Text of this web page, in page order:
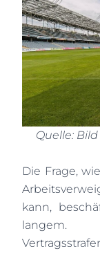
Quelle: Bild
Die Frage,
kann,
langem.